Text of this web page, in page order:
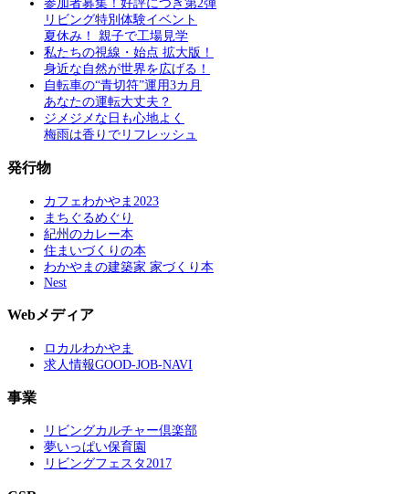
参加者募集！好評につき第2弾
リビング特別体験イベント
夏休み！ 親子で工場見学
私たちの視線・始点 拡大版！
身近な自然が世界を広げる！
自転車の“青切符”運用3カ月
あなたの運転大丈夫？
ジメジメな日も心地よく
梅雨は香りでリフレッシュ
発行物
カフェわかやま2023
まちぐるめぐり
紀州のカレー本
住まいづくりの本
わかやまの建築家 家づくり本
Nest
Webメディア
ロカルわかやま
求人情報GOOD-JOB-NAVI
事業
リビングカルチャー倶楽部
夢いっぱい保育園
リビングフェスタ2017